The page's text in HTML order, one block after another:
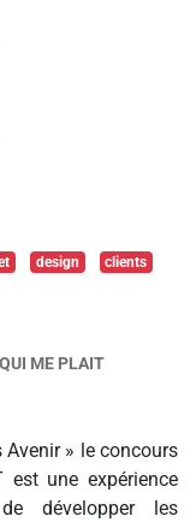
design clients
ME PLAIT
Avenir » le concours
est une expérience
développer les